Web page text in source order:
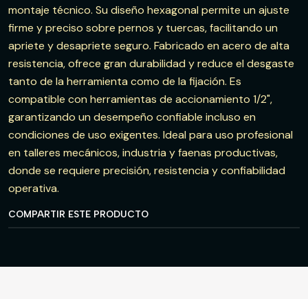
montaje técnico. Su diseño hexagonal permite un ajuste
firme y preciso sobre pernos y tuercas, facilitando un
apriete y desapriete seguro. Fabricado en acero de alta
resistencia, ofrece gran durabilidad y reduce el desgaste
tanto de la herramienta como de la fijación. Es
compatible con herramientas de accionamiento 1/2",
garantizando un desempeño confiable incluso en
condiciones de uso exigentes. Ideal para uso profesional
en talleres mecánicos, industria y faenas productivas,
donde se requiere precisión, resistencia y confiabilidad
operativa.
COMPARTIR ESTE PRODUCTO